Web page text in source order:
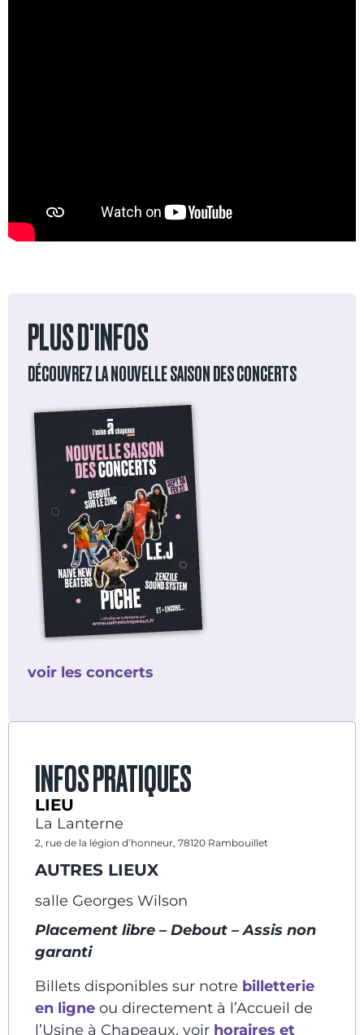
PLUS D'INFOS
DÉCOUVREZ LA NOUVELLE SAISON DES CONCERTS
voir les concerts
INFOS PRATIQUES
LIEU
La Lanterne
2, rue de la légion d’honneur, 78120 Rambouillet
AUTRES LIEUX
salle Georges Wilson
Placement libre – Debout – Assis non
garanti
Billets disponibles sur notre billetterie
en ligne ou directement à l’Accueil de
l’Usine à Chapeaux, voir horaires et